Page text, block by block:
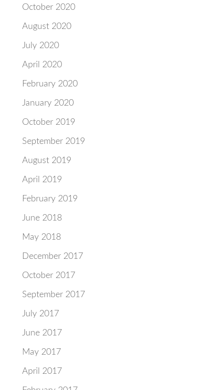
October 2020
August 2020
July 2020
April 2020
February 2020
January 2020
October 2019
September 2019
August 2019
April 2019
February 2019
June 2018
May 2018
December 2017
October 2017
September 2017
July 2017
June 2017
May 2017
April 2017